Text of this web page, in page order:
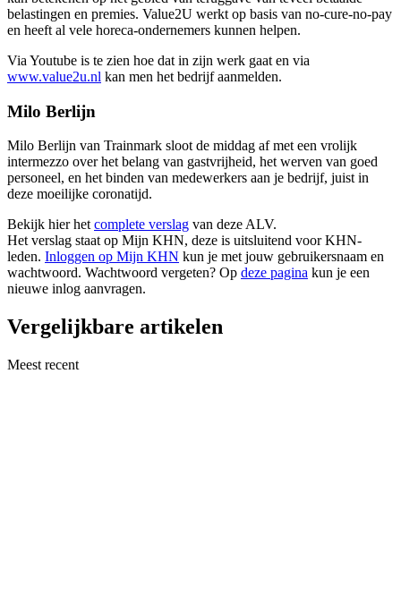
belastingen en premies. Value2U werkt op basis van no-cure-no-pay
en heeft al vele horeca-ondernemers kunnen helpen.
Via Youtube is te zien hoe dat in zijn werk gaat en via
www.value2u.nl kan men het bedrijf aanmelden.
Milo Berlijn
Milo Berlijn van Trainmark sloot de middag af met een vrolijk
intermezzo over het belang van gastvrijheid, het werven van goed
personeel, en het binden van medewerkers aan je bedrijf, juist in
deze moeilijke coronatijd.
Bekijk hier het complete verslag van deze ALV.
Het verslag staat op Mijn KHN, deze is uitsluitend voor KHN-
leden. Inloggen op Mijn KHN kun je met jouw gebruikersnaam en
wachtwoord. Wachtwoord vergeten? Op deze pagina kun je een
nieuwe inlog aanvragen.
Vergelijkbare artikelen
Meest recent